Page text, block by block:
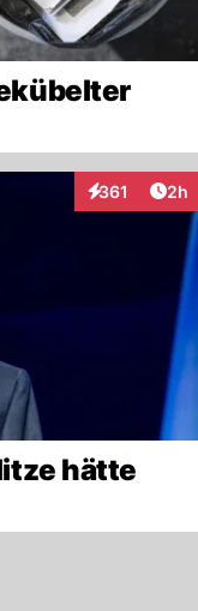
361
Interaktionen
2h
hätte